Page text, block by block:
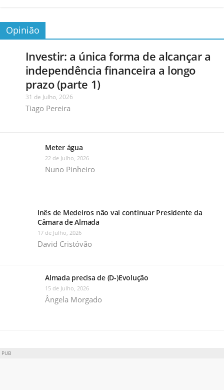
Opinião
Investir: a única forma de alcançar a
independência financeira a longo
prazo (parte 1)
31 de Julho, 2026
Tiago Pereira
Meter água
22 de Julho, 2026
Nuno Pinheiro
Inês de Medeiros não vai continuar Presidente da
Câmara de Almada
17 de Julho, 2026
David Cristóvão
Almada precisa de (D-)Evolução
15 de Julho, 2026
Ângela Morgado
PUB